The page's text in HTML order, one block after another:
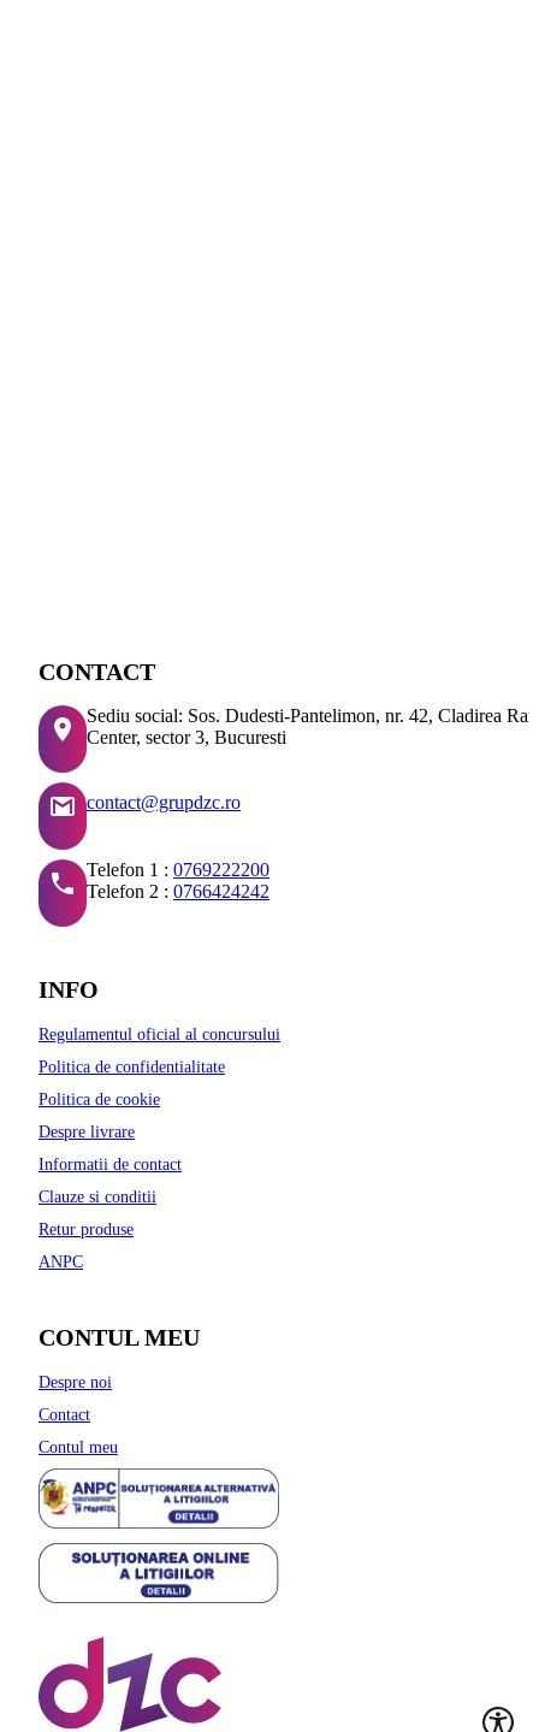
CONTACT
Sediu social: Sos. Dudesti-Pantelimon, nr. 42, Cladirea
Center, sector 3, Bucuresti
contact@grupdzc.ro
Telefon 1 : 0769222200
Telefon 2 : 0766424242
INFO
Regulamentul oficial al concursului
Politica de confidentialitate
Politica de cookie
Despre livrare
Informatii de contact
Clauze si conditii
Retur produse
ANPC
CONTUL MEU
Despre noi
Contact
Contul meu